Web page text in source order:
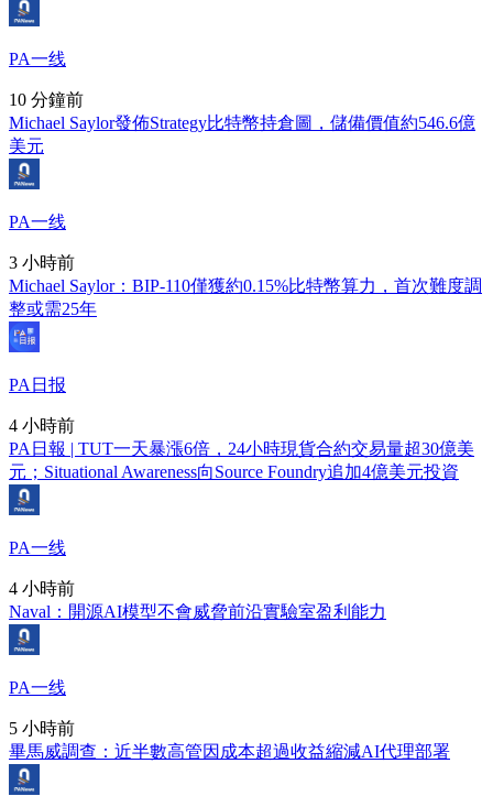
PA一线
10 分鐘前
Michael Saylor發佈Strategy比特幣持倉圖，儲備價值約546.6億
美元
PA一线
3 小時前
Michael Saylor：BIP-110僅獲約0.15%比特幣算力，首次難度調
整或需25年
PA日报
4 小時前
PA日報 | TUT一天暴漲6倍，24小時現貨合約交易量超30億美
元；Situational Awareness向Source Foundry追加4億美元投資
PA一线
4 小時前
Naval：開源AI模型不會威脅前沿實驗室盈利能力
PA一线
5 小時前
畢馬威調查：近半數高管因成本超過收益縮減AI代理部署